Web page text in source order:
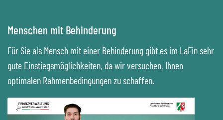
Menschen mit Behinderung
Für Sie als Mensch mit einer Behinderung gibt es im LaFin sehr
gute Einstiegsmöglichkeiten, da wir versuchen, Ihnen
optimalen Rahmenbedingungen zu schaffen.